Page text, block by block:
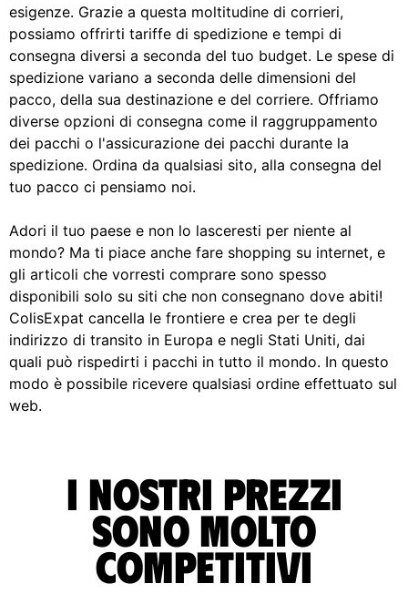
esigenze. Grazie a questa moltitudine di corrieri,
possiamo offrirti tariffe di spedizione e tempi di
consegna diversi a seconda del tuo budget. Le spese di
spedizione variano a seconda delle dimensioni del
pacco, della sua destinazione e del corriere. Offriamo
diverse opzioni di consegna come il raggruppamento
dei pacchi o l'assicurazione dei pacchi durante la
spedizione. Ordina da qualsiasi sito, alla consegna del
tuo pacco ci pensiamo noi.
Adori il tuo paese e non lo lasceresti per niente al
mondo? Ma ti piace anche fare shopping su internet, e
gli articoli che vorresti comprare sono spesso
disponibili solo su siti che non consegnano dove abiti!
ColisExpat cancella le frontiere e crea per te degli
indirizzo di transito in Europa e negli Stati Uniti, dai
quali può rispedirti i pacchi in tutto il mondo. In questo
modo è possibile ricevere qualsiasi ordine effettuato sul
web.
I nostri prezzi
sono molto
competitivi